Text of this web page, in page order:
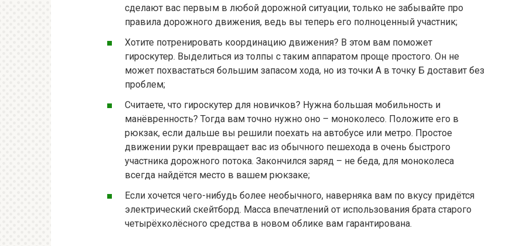
сделают вас первым в любой дорожной ситуации, только не забывайте про
правила дорожного движения, ведь вы теперь его полноценный участник;
Хотите потренировать координацию движения? В этом вам поможет
гироскутер. Выделиться из толпы с таким аппаратом проще простого. Он не
может похвастаться большим запасом хода, но из точки А в точку Б доставит без
проблем;
Считаете, что гироскутер для новичков? Нужна большая мобильность и
манёвренность? Тогда вам точно нужно оно – моноколесо. Положите его в
рюкзак, если дальше вы решили поехать на автобусе или метро. Простое
движении руки превращает вас из обычного пешехода в очень быстрого
участника дорожного потока. Закончился заряд – не беда, для моноколеса
всегда найдётся место в вашем рюкзаке;
Если хочется чего-нибудь более необычного, наверняка вам по вкусу придётся
электрический скейтборд. Масса впечатлений от использования брата старого
четырёхколёсного средства в новом облике вам гарантирована.